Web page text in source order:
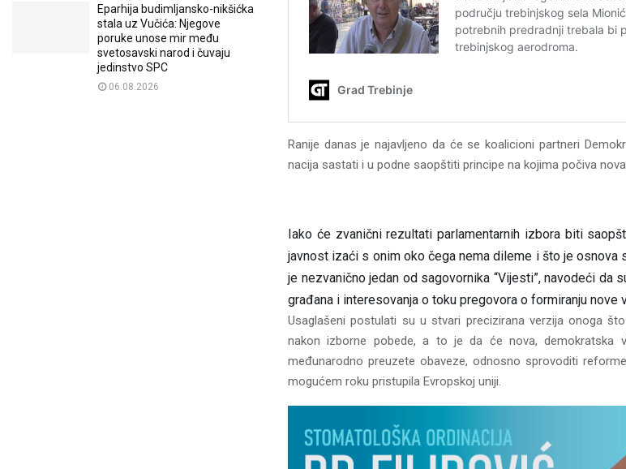
Ranije danas je najavljeno da će se koalicioni partneri
nacija sastati i u podne saopštiti principe na kojima počiva nova
Iako će zvanični rezultati parlamentarnih izbora biti
javnost izaći s onim oko čega nema dileme i što je osnova
je nezvanično jedan od sagovornika “Vijesti”, navodeći da
građana i interesovanja o toku pregovora o formiranju nove
Usaglašeni postulati su u stvari precizirana verzija onoga
nakon izborne pobede, a to je da će nova, demokratska
međunarodno preuzete obaveze, odnosno sprovoditi
mogućem roku pristupila Evropskoj uniji.
Eparhija budimljansko-nikšićka
stala uz Vučića: Njegove
poruke unose mir među
svetosavski narod i čuvaju
jedinstvo SPC
06.08.2026